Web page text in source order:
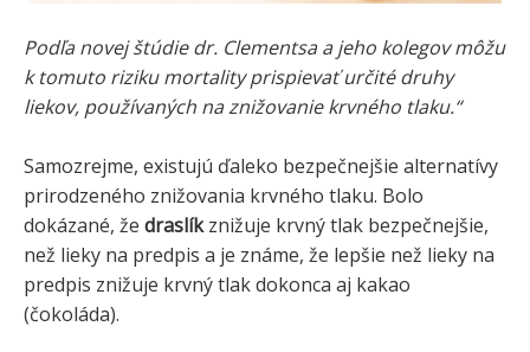
Podľa novej štúdie dr. Clementsa a jeho kolegov môžu
k tomuto riziku mortality prispievať určité druhy
liekov, používaných na znižovanie krvného tlaku.“
Samozrejme, existujú ďaleko bezpečnejšie alternatívy
prirodzeného znižovania krvného tlaku. Bolo
dokázané, že draslíkznižuje krvný tlak bezpečnejšie,
než lieky na predpis a je známe, že lepšie než lieky na
predpis znižuje krvný tlak dokonca aj kakao
(čokoláda).